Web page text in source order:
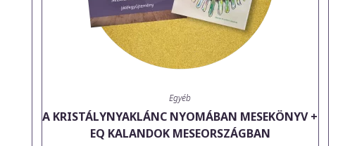
Egyéb
A KRISTÁLYNYAKLÁNC NYOMÁBAN MESEKÖNYV +
EQ KALANDOK MESEORSZÁGBAN